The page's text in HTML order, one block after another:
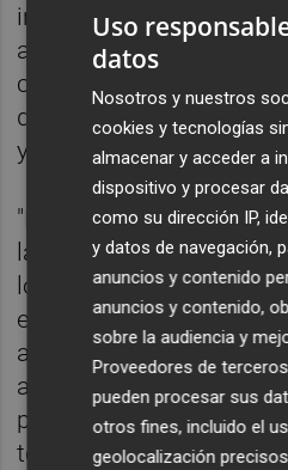
interdisciplinaria de la
ambiente y el clima. La
cara pública del
de la OMS y la OMM,
y la ciencia de ambas
"Hablamos a menudo
la salud pública que
los impactos
están presenciando.
a la formación y a la
adaptada que necesitan
problemas crecientes.
tenemos expertos en el
Uso
datos
Nosotros y nuestros
cookies y tecnologías
almacenar y acceder a
dispositivo y procesar
como su dirección IP,
y datos de navegación,
anuncios y contenido
anuncios y contenido,
sobre la audiencia y
Proveedores de
pueden procesar sus
otros fines, incluido el
geolocalización